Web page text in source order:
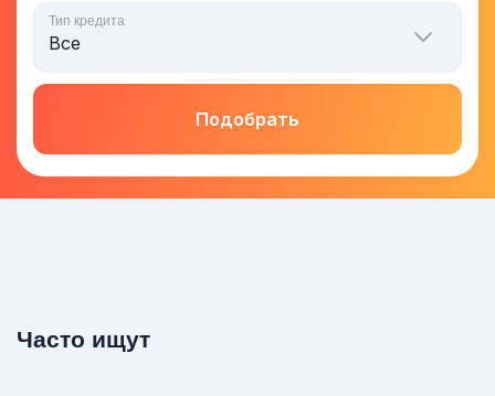
Тип кредита
Подобрать
Часто ищут